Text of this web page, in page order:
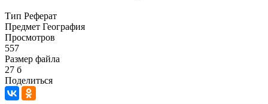
Тип Реферат
Предмет География
Просмотров
557
Размер файла
27 б
Поделиться